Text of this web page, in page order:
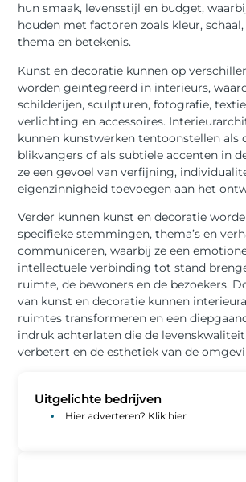
hun smaak, levensstijl en budget,
houden met factoren zoals kleur,
thema en betekenis.
Kunst en decoratie kunnen op
worden geïntegreerd in interieurs,
schilderijen, sculpturen, fotografie,
verlichting en accessoires.
kunnen kunstwerken tentoonstellen als
blikvangers of als subtiele accenten in
ze een gevoel van verfijning,
eigenzinnigheid toevoegen aan het
Verder kunnen kunst en decoratie
specifieke stemmingen, thema’s en
communiceren, waarbij ze een
intellectuele verbinding tot stand
ruimte, de bewoners en de bezoekers.
van kunst en decoratie kunnen
ruimtes transformeren en een
indruk achterlaten die de
verbetert en de esthetiek van de
Uitgelichte bedrijven
Hier adverteren? Klik hier